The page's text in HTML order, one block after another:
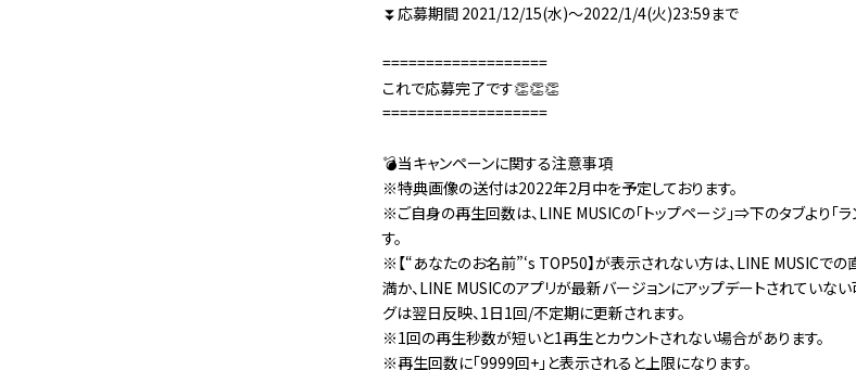
⏬応募期間 2021/12/15(水)～2022/1/4(火)23:59まで
===================
これで応募完了です👏👏👏
===================
💣当キャンペーンに関する注意事項
※特典画像の送付は2022年2月中を予定しております。
※ご自身の再生回数は、LINE MUSICの「トップページ」⇒下のタブより「
す。
※【“あなたのお名前”‘s TOP50】が表示されない方は、LINE MUSICで
満か、LINE MUSICのアプリが最新バージョンにアップデートされていない
グは翌日反映、1日1回/不定期に更新されます。
※1回の再生秒数が短いと1再生とカウントされない場合があります。
※再生回数に「9999回+」と表示されると上限になります。